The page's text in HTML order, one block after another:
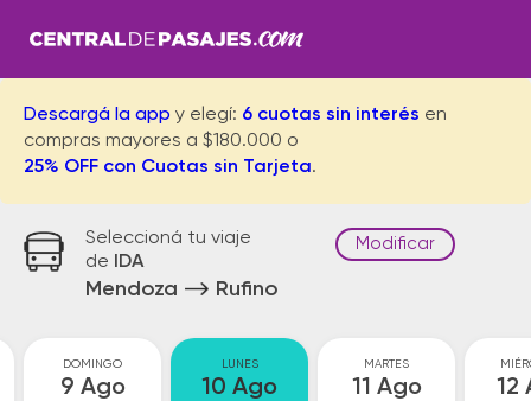
Descargá la app y elegí: 6 cuotas sin interés en
compras mayores a $180.000 o
25% OFF con Cuotas sin Tarjeta.
Seleccioná tu viaje
de
IDA
Mendoza Rufino
Modificar
DOMINGO
9 Ago
LUNES
10 Ago
MARTES
11 Ago 12